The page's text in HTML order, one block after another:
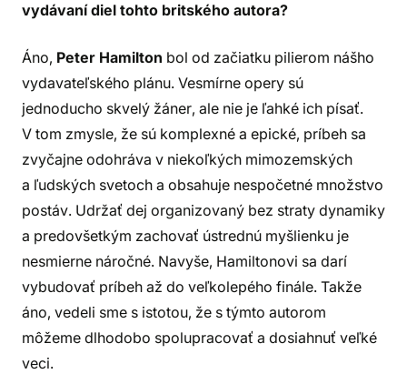
vydávaní diel tohto britského autora?
Áno, Peter Hamilton bol od začiatku pilierom nášho
vydavateľského plánu. Vesmírne opery sú
jednoducho skvelý žáner, ale nie je ľahké ich písať.
V tom zmysle, že sú komplexné a epické, príbeh sa
zvyčajne odohráva v niekoľkých mimozemských
a ľudských svetoch a obsahuje nespočetné množstvo
postáv. Udržať dej organizovaný bez straty dynamiky
a predovšetkým zachovať ústrednú myšlienku je
nesmierne náročné. Navyše, Hamiltonovi sa darí
vybudovať príbeh až do veľkolepého finále. Takže
áno, vedeli sme s istotou, že s týmto autorom
môžeme dlhodobo spolupracovať a dosiahnuť veľké
veci.